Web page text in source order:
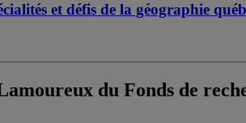
et défis de la géographie
du Fonds de